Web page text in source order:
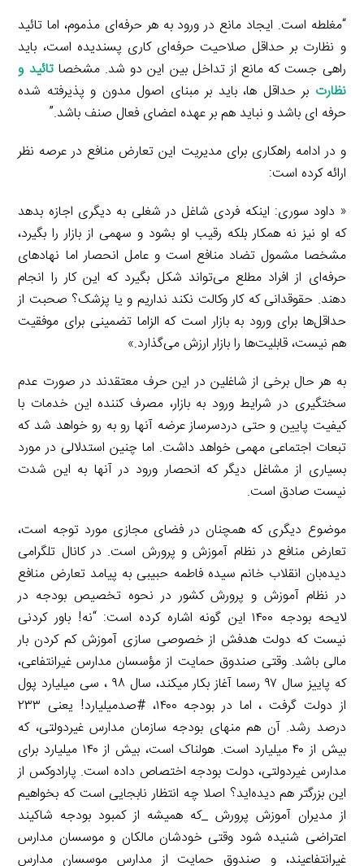
“مغلطه است. ایجاد مانع در ورود به هر حرفه‌ای مذموم، اما تائید
و نظارت بر حداقل صلاحیت حرفه‌ای کاری پسندیده است، باید
راهی جست که مانع از تداخل بین این دو شد. مشخصاتائید و
نظارت بر حداقل ها، باید بر مبنای اصول مدون و پذیرفته شده
حرفه ای باشد و نباید هم بر عهده اعضای فعال صنف باشد.”
و در ادامه راهکاری برای مدیریت این تعارض منافع در عرصه نظر
ارائه کرده است:
« داود سوری: اینکه فردی شاغل در شغلی به دیگری اجازه بدهد
که او نیز نه همکار بلکه رقیب او بشود و سهمی از بازار را بگیرد،
مشخصا مشمول تضاد منافع است و عامل انحصار اما نهادهای
حرفه‌ای از افراد مطلع می‌تواند شکل بگیرد که این کار را انجام
دهند. حقوقدانی که کار وکالت نکند نداریم و یا پزشک؟ صحبت از
حداقل‌ها برای ورود به بازار است که الزاما تضمینی برای موفقیت
هم نیست، قابلیت‌ها را بازار ارزش می‌گذارد.»
به هر حال برخی از شاغلین در این حرف معتقدند در صورت عدم
سختگیری در شرایط ورود به بازار، مصرف کننده این خدمات با
کیفیت پایین و حتی دردسرساز عرضه آنها رو به رو خواهد شد که
تبعات اجتماعی مهمی خواهد داشت. اما چنین استدلالی در مورد
بسیاری از مشاغل دیگر که انحصار ورود در آنها به این شدت
نیست صادق است.
موضوع دیگری که همچنان در فضای مجازی مورد توجه است،
تعارض منافع در نظام آموزش و پرورش است. در کانال تلگرامی
دیده‌بان انقلاب خانم سیده فاطمه حبیبی به پیامد تعارض منافع
در نظام آموزش و پرورش کشور در نحوه تخصیص بودجه در
لایحه بودجه ۱۴۰۰ این گونه اشاره کرده است: “نه! باور کردنی
نیست که دولت هدفش از خصوصی سازی آموزش کم کردن بار
مالی باشد. وقتی صندوق حمایت از مؤسسان مدارس غیرانتفاعی،
که پاییز سال ۹۷ رسما آغاز بکار میکند، سال ۹۸ ، سی میلیارد پول
از دولت گرفت ، اما در بودجه ۱۴۰۰، #صدمیلیارد! یعنی ۲۳۳
درصد رشد. آن هم منهای بودجه سازمان مدارس غیردولتی، که
بیش از ۴۰ میلیارد است. هولناک است، بیش از ۱۴۰ میلیارد برای
مدارس غیردولتی، دولت بودجه اختصاص داده است. پارادوکس از
این بزرگتر هم دیده‌اید؟ اصلا چه انتظار نابجایی است که بخواهیم
از مدیران آموزش پرورش _که همیشه از کمبود بودجه شاکیند
اعتراضی شنیده شود وقتی خودشان مالکان و موسسان مدارس
غیرانتفاعیند، و صندوق حمایت از مدارس موسسان مدارس